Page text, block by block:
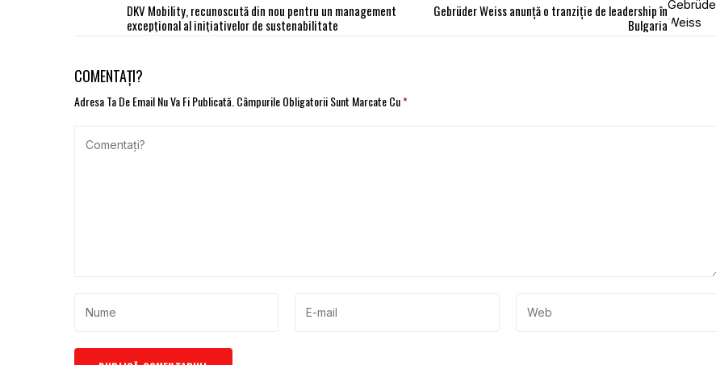
DKV Mobility, recunoscută din nou pentru un management
excepțional al inițiativelor de sustenabilitate
Gebrüder Weiss anunță o tranziție de leadership în
Bulgaria
COMENTAȚI?
Adresa Ta De Email Nu Va Fi Publicată. Câmpurile Obligatorii Sunt Marcate Cu*